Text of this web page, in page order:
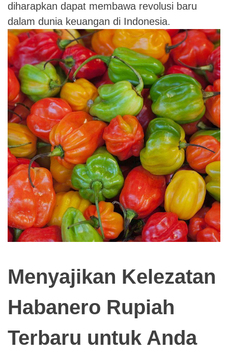
diharapkan dapat membawa revolusi baru
dalam dunia keuangan di Indonesia.
Menyajikan Kelezatan
Habanero Rupiah
Terbaru untuk Anda